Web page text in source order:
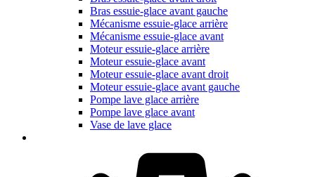
Bras essuie-glace avant gauche
Mécanisme essuie-glace arrière
Mécanisme essuie-glace avant
Moteur essuie-glace arrière
Moteur essuie-glace avant
Moteur essuie-glace avant droit
Moteur essuie-glace avant gauche
Pompe lave glace arrière
Pompe lave glace avant
Vase de lave glace